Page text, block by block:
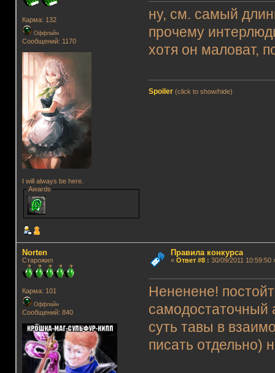
Карма: 132
Оффлайн
Сообщений: 1170
I will always be here.
Awards
ну, см. самый
прочему
хотя он маловат,
Spoiler (click to show/hide)
Norten
Старожил
Карма: 101
Оффлайн
Сообщений: 840
Правила конкурса
« Ответ #8: 30/09/2011 10:59:50
Нененене!
самодостаточный
суть тавы в
писать отдельно)